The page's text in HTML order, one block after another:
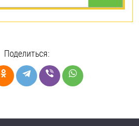
Поделиться: